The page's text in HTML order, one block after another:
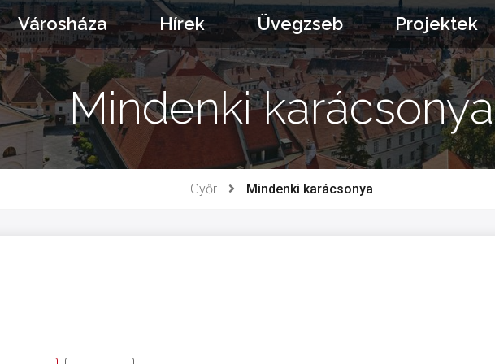
Városháza Hírek Üvegzseb Projektek
Mindenki karácsonya
Győr Mindenki karácsonya